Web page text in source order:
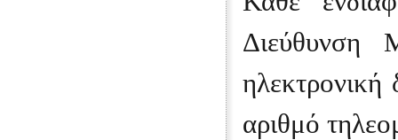
Διεύθυνση
ηλεκτρονική
αριθμό